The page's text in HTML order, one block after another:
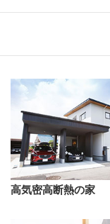
高気密高断熱の家